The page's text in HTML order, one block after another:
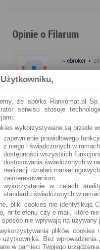
Opinie o Filarum
~ ebroker •
że spółka Rankomat.pl
serwisu stosuje
wykorzystywane są przede
zapewnienie prawidłowego
z niego i świadczonych w
dostępności wszystkich
dostosowania świadczonych w
realizacji działań
zainteresowaniom,
wykorzystanie w celach
standardu świadczonych w
pliki cookies nie identyfikują
nr telefonu czy e-mail, które
sposób nie wpływają na
plików cookies
użytkownika. Bez
w pamięci Twojego urządzenia.